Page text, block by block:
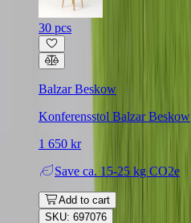
30 pcs
Balzar Beskow
Konferensstol Balzar Beskow
1 650 kr
Save ca. 15-25 kg CO2e
Add to cart
SKU: 697076